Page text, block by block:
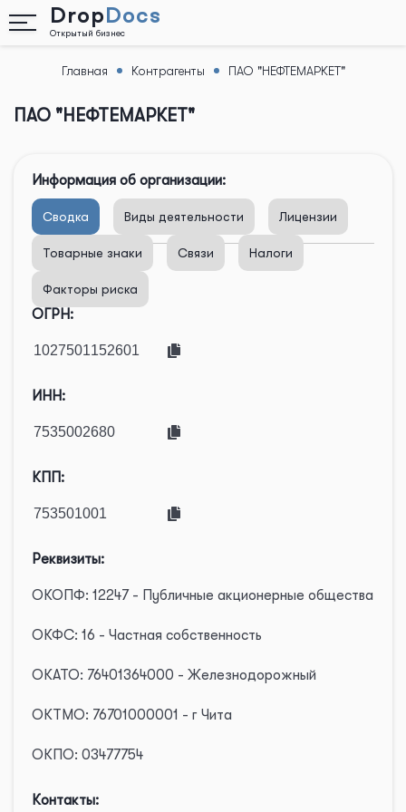
DropDocs
Открытый бизнес
НазадГлавная Контрагенты ПАО "НЕФТЕМАРКЕТ"
ПАО "НЕФТЕМАРКЕТ"
Информация об организации:
Сводка Виды деятельности Лицензии
Товарные знаки Связи Налоги
Факторы риска
ОГРН:
ИНН:
КПП:
Реквизиты:
ОКОПФ: 12247 - Публичные акционерные общества
ОКФС: 16 - Частная собственность
ОКАТО: 76401364000 - Железнодорожный
ОКТМО: 76701000001 - г Чита
ОКПО: 03477754
Контакты: